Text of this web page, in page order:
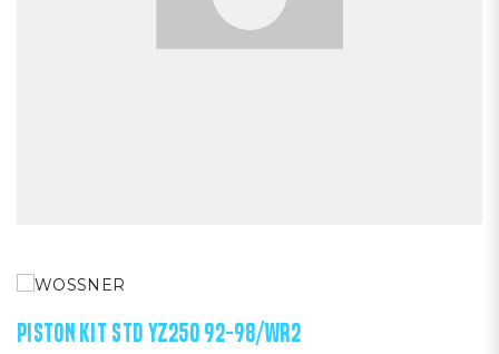
PISTON KIT STD YZ250 92-98/WR2